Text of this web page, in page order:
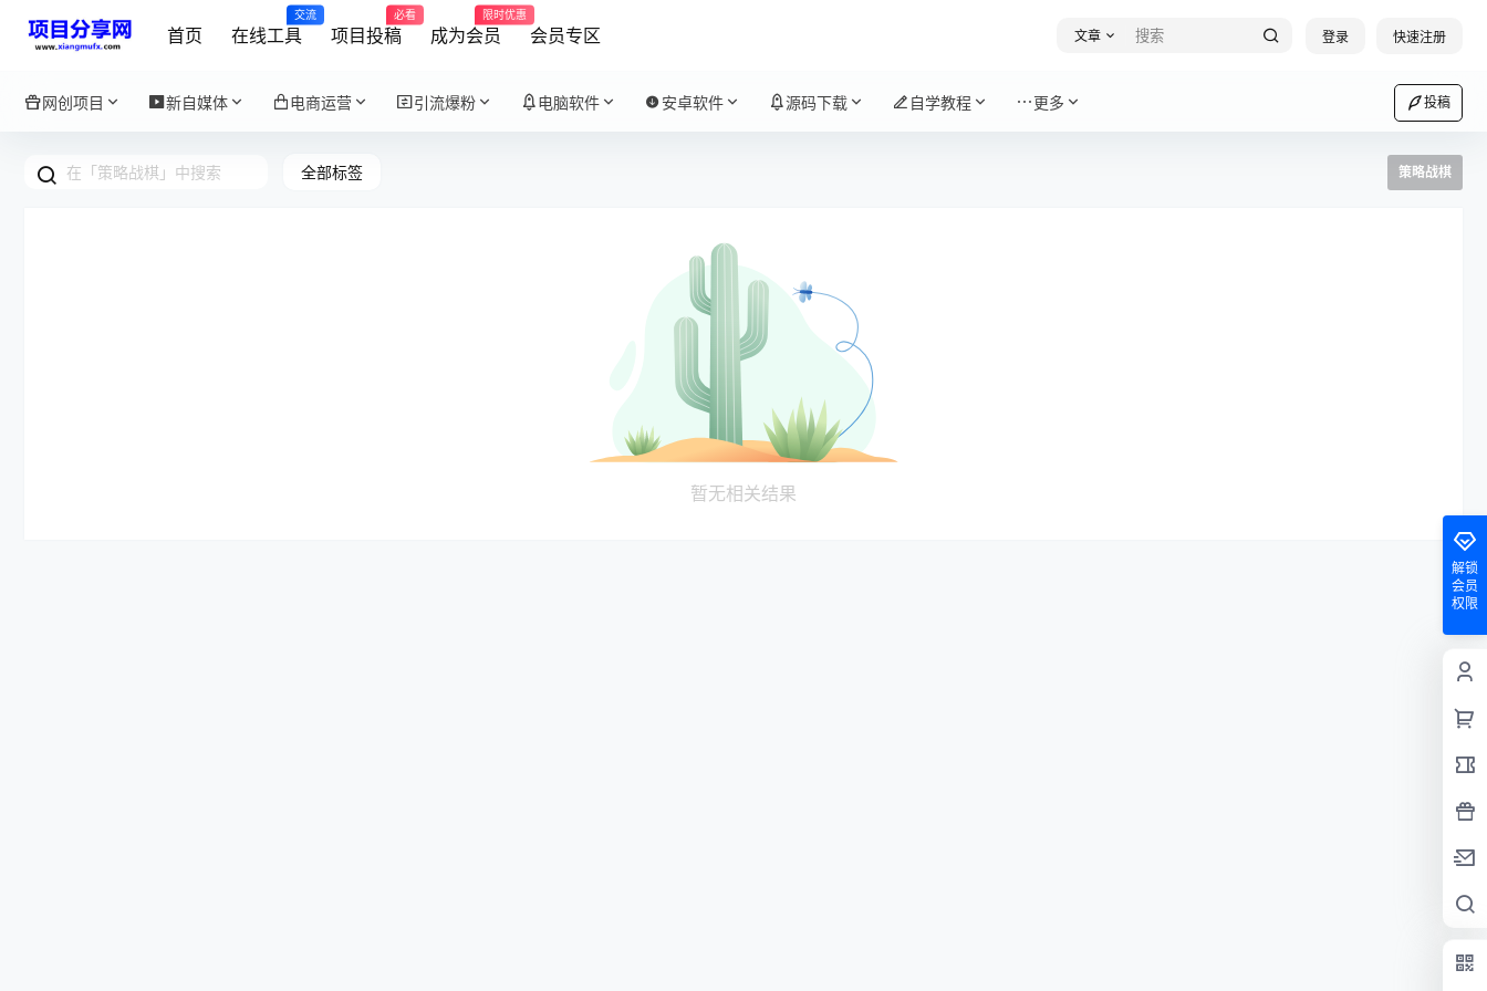
首页 在线工具
交流
项目投稿
必看
成为会员
限时优惠
会员专区 文章 登录 快速注册
网创项目 新自媒体 电商运营 引流爆粉 电脑软件 安卓软件 源码下载 自学教程 更多 投稿
全部标签 策略战棋
暂无相关结果
解锁
会员
权限